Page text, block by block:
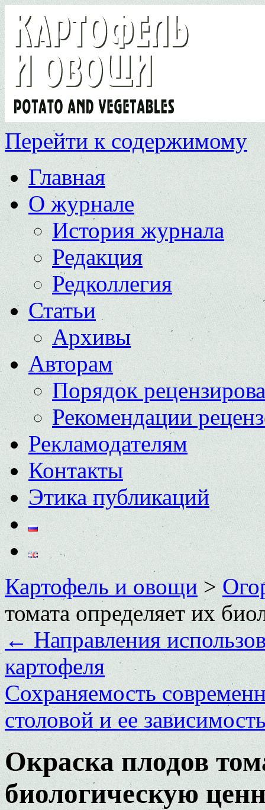
Перейти к содержимому
Главная
О журнале
История журнала
Редакция
Редколлегия
Статьи
Архивы
Авторам
Порядок
Рекомендации
Рекламодателям
Контакты
Этика публикаций
Картофель и овощи>
томата определяет их
←Направления
картофеля
Сохраняемость
столовой и ее
Окраска плодов
биологическую